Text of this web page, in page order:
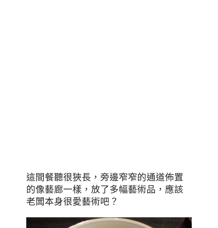
這間餐聽很狹長 ，旁邊窄窄的通道佈置
的像藝廊一樣，放了多幅藝術品，應該
老闆本身很愛藝術吧？